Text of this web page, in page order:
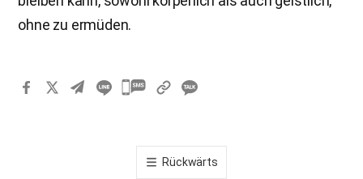
ohne zu ermüden.
카
톡
공
Rückwärts